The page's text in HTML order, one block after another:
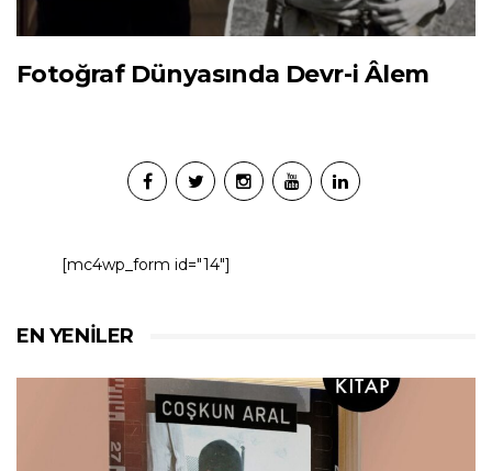
Fotoğraf Dünyasında Devr-i Âlem
[mc4wp_form id="14"]
EN YENILER